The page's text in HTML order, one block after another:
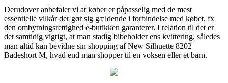
Derudover anbefaler vi at køber er påpasselig med de mest
essentielle vilkår der gør sig gældende i forbindelse med købet, fx
den ombytningsrettighed e-butikken garanterer. I relation til det er
det samtidig vigtigt, at man stadig bibeholder ens kvittering, således
man altid kan bevidne sin shopping af New Silhuette 8202
Badeshort M, hvad end man shopper til en voksen eller et barn.